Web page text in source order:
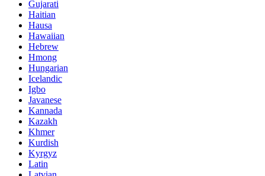
Gujarati
Haitian
Hausa
Hawaiian
Hebrew
Hmong
Hungarian
Icelandic
Igbo
Javanese
Kannada
Kazakh
Khmer
Kurdish
Kyrgyz
Latin